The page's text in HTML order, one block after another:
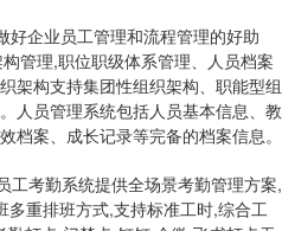
好企业员工管理和流程管理的好助
管理,职位职级体系管理、人员档案
架构支持集团性组织架构、职能型组
人员管理系统包括人员基本信息、教
档案、成长记录等完备的档案信息。
工考勤系统提供全场景考勤管理方案,
重排班方式,支持标准工时,综合工